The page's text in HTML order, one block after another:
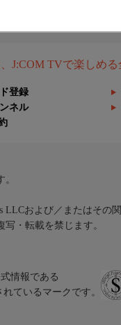
J:COM TVで楽しめ
登録
ネル
および／またはその
・転載を禁じます。
情報である
ているマークです。